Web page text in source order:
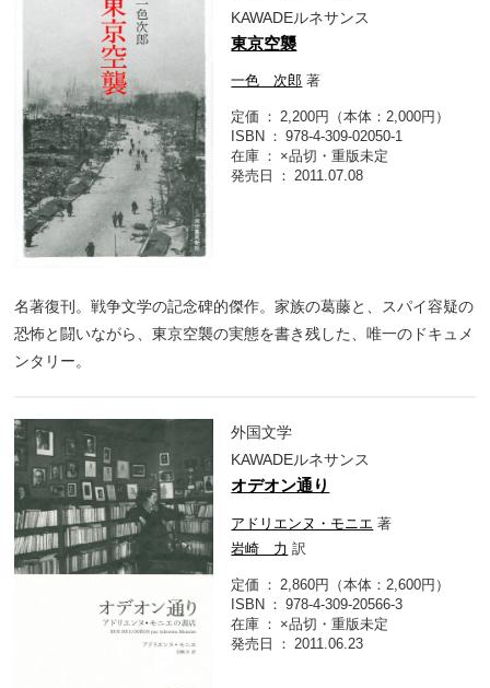
KAWADEルネサンス
東京空襲
一色 次郎 著
定価
2,200円（本体：2,000円）
ISBN
978-4-309-02050-1
在庫
×品切・重版未定
発売日
2011.07.08
名著復刊。戦争文学の記念碑的傑作。家族の葛藤と、スパイ容疑の
恐怖と闘いながら、東京空襲の実態を書き残した、唯一のドキュメ
ンタリー。
外国文学
KAWADEルネサンス
オデオン通り
アドリエンヌ・モニエ 著
岩崎 力 訳
定価
2,860円（本体：2,600円）
ISBN
978-4-309-20566-3
在庫
×品切・重版未定
発売日
2011.06.23